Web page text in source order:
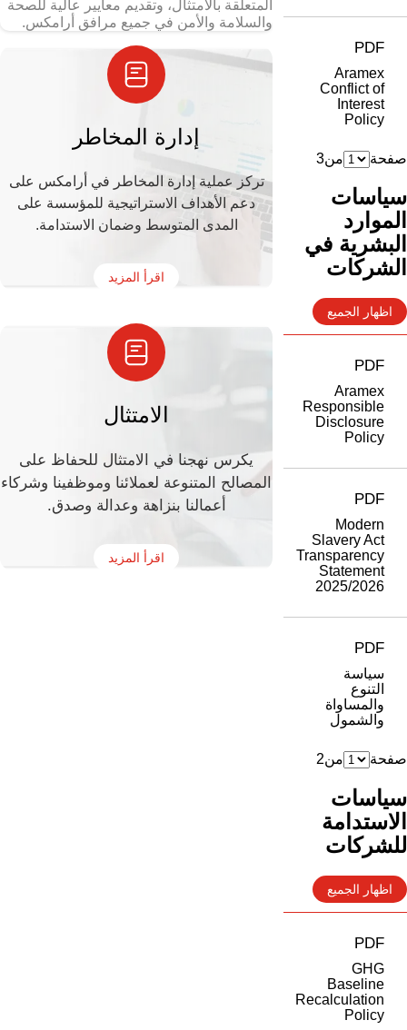
المتعلقة بالامتثال، وتقديم معايير عالية للصحة
والسلامة والأمن في جميع مرافق أرامكس.
إدارة المخاطر
تركز عملية إدارة المخاطر في أرامكس على
دعم الأهداف الاستراتيجية للمؤسسة على
المدى المتوسط وضمان الاستدامة.
اقرأ المزيد
الامتثال
يكرس نهجنا في الامتثال للحفاظ على
المصالح المتنوعة لعملائنا وموظفينا وشركاء
أعمالنا بنزاهة وعدالة وصدق.
اقرأ المزيد
PDF
Aramex
Conflict of
Interest
Policy
صفحة من3
سياسات
الموارد
البشرية في
الشركات
اظهار الجميع
PDF
Aramex
Responsible
Disclosure
Policy
PDF
Modern
Slavery Act
Transparency
Statement
2025/2026
PDF
سياسة
التنوع
والمساواة
والشمول
صفحة من2
سياسات
الاستدامة
للشركات
اظهار الجميع
PDF
GHG
Baseline
Recalculation
Policy